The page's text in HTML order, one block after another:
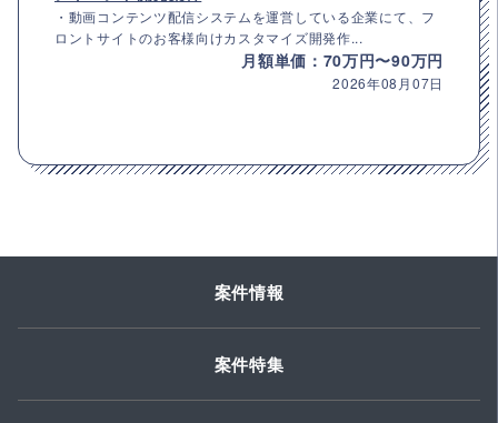
・動画コンテンツ配信システムを運営している企業にて、フ
ロントサイトのお客様向けカスタマイズ開発作...
月額単価：70万円〜90万円
2026年08月07日
案件情報
案件特集